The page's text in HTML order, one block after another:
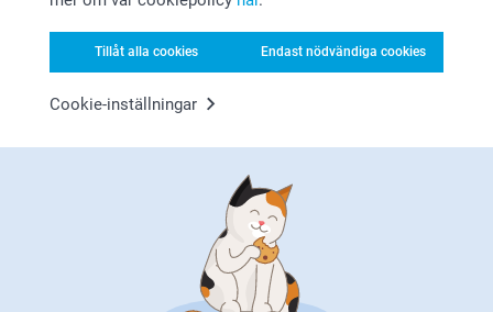
Tillåt alla cookies Endast nödvändiga cookies
Cookie-inställningar
Registrera dig till vårt nyhetsbrev